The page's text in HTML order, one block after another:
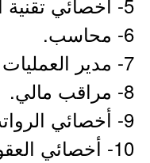
6- محاسب.
7- مدير العمليات التجارية.
8- مراقب مالي.
9- أخصائي الرواتب.
10- أخصائي العقود والمشتريات.